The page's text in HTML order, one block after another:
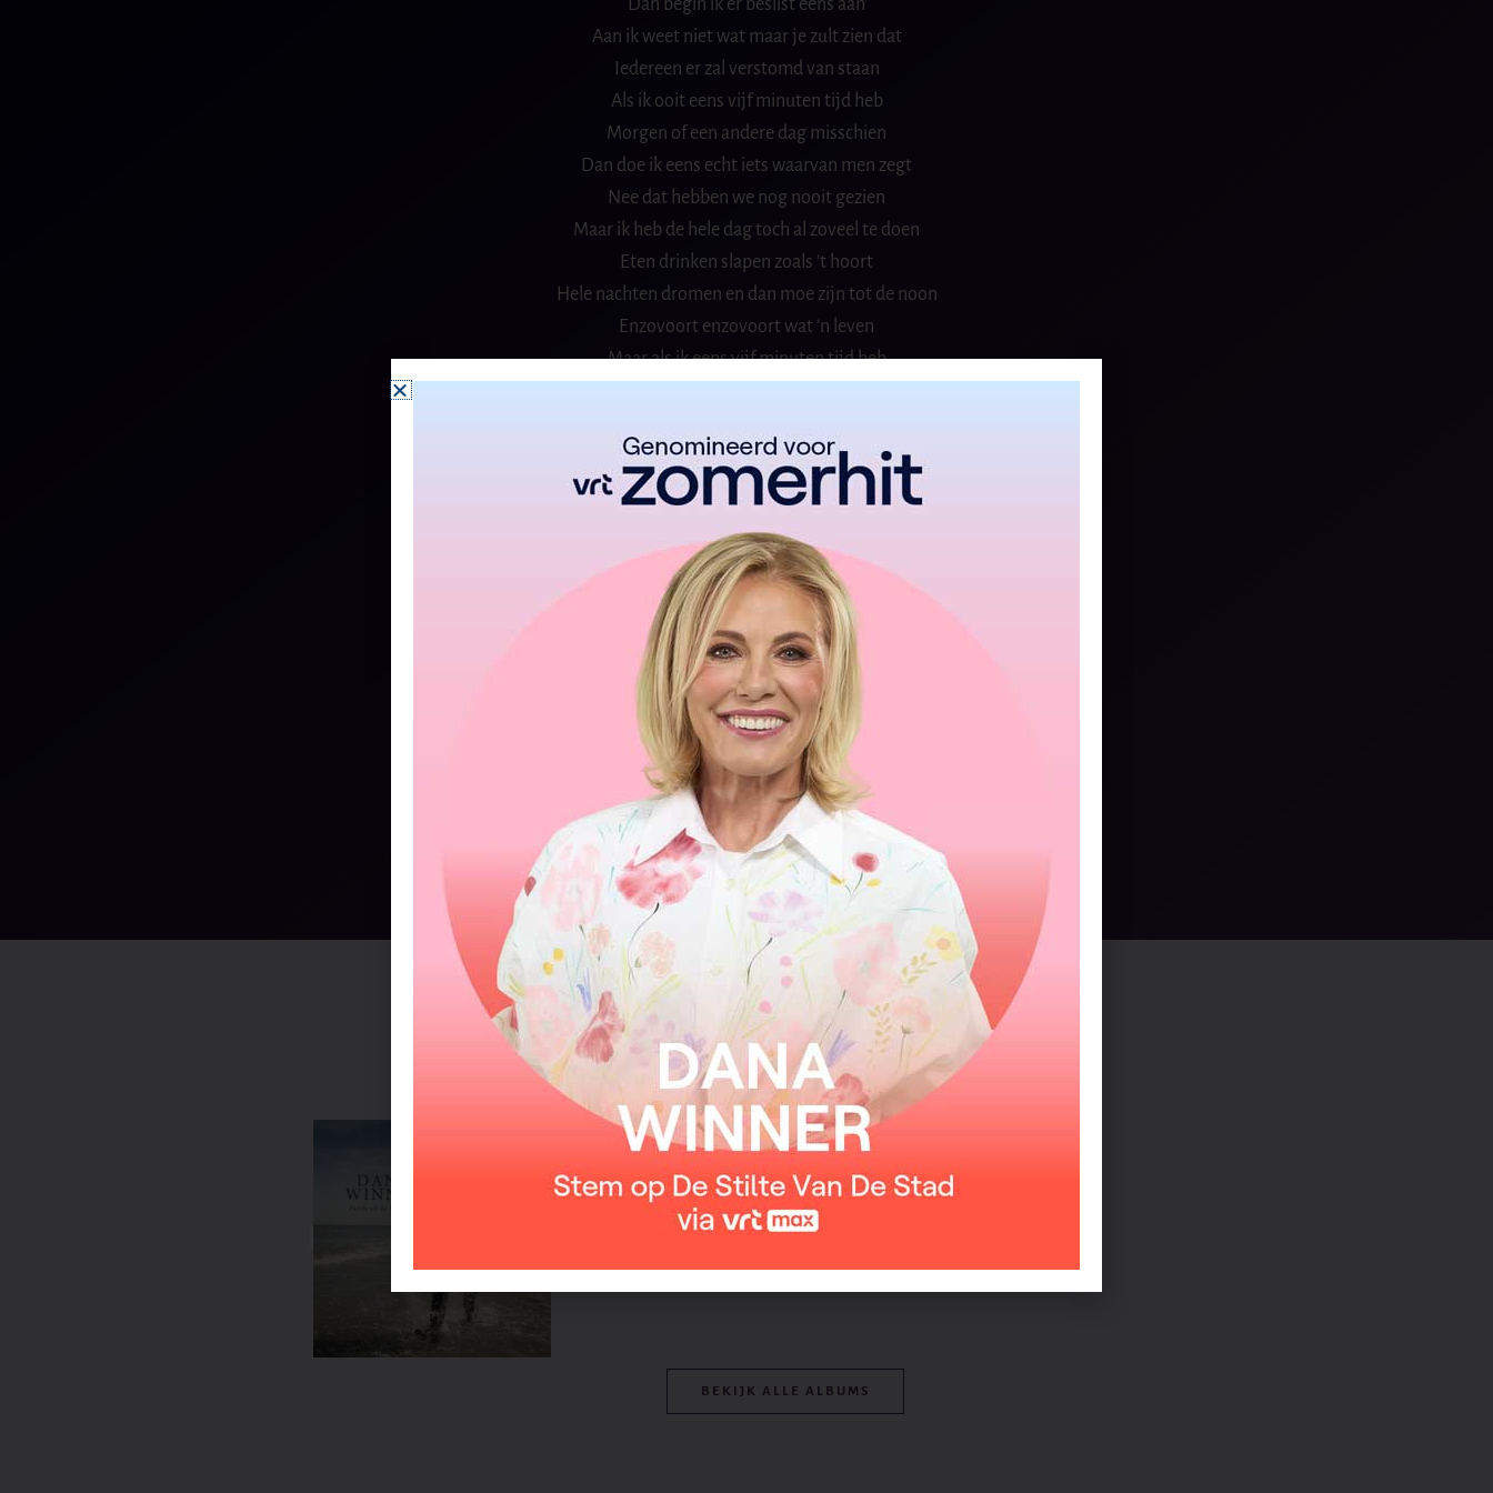
Dan begin ik er beslist eens aan
Aan ik weet niet wat maar je zult zien dat
Iedereen er zal verstomd van staan
Als ik ooit eens vijf minuten tijd heb
Morgen of een andere dag misschien
Dan doe ik eens echt iets waarvan men zegt
Nee dat hebben we nog nooit gezien
Maar ik heb de hele dag toch al zoveel te doen
Eten drinken slapen zoals ’t hoort
Hele nachten dromen en dan moe zijn tot de noon
Enzovoort enzovoort wat ’n leven
Maar als ik eens vijf minuten tijd heb
Mogelijk eens aan de slag zal gaan
Maar ik heb de hele dag toch al zoveel te doen
Hele nachten dromen en dan moe zijn tot de noon
Enzovoort enzovoort wat ’n leven
Maar als ik eens vijf minuten tijd heb
Dan kan je er zeker van op aan
Dat ik op een keer maar wie weet wanneer
Mogelijk eens aan de slag zal gaan
Mogelijk eens aan de slag zal gaan
Van het album
BEKIJK ALLE ALBUMS